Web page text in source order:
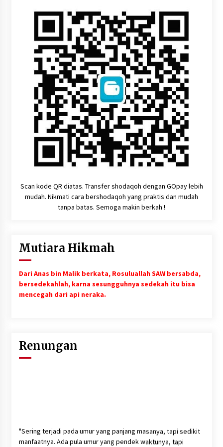
Scan kode QR diatas. Transfer shodaqoh dengan GOpay lebih
mudah. Nikmati cara bershodaqoh yang praktis dan mudah
tanpa batas. Semoga makin berkah !
Mutiara Hikmah
Dari Anas bin Malik berkata, Rosuluallah SAW bersabda,
bersedekahlah, karna sesungguhnya sedekah itu bisa
mencegah dari api neraka.
Renungan
"Sering terjadi pada umur yang panjang masanya, tapi sedikit
manfaatnya. Ada pula umur yang pendek waktunya, tapi